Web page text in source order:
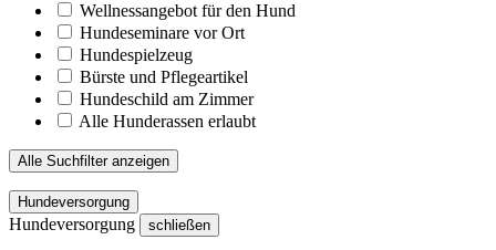
Wellnessangebot für den Hund
Hundeseminare vor Ort
Hundespielzeug
Bürste und Pflegeartikel
Hundeschild am Zimmer
Alle Hunderassen erlaubt
Alle Suchfilter anzeigen
Hundeversorgung
Hundeversorgung schließen